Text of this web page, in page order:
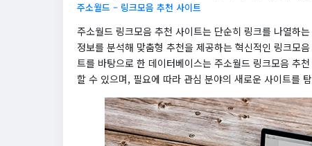
주소월드 – 링크모음 추천 사이트
주소월드 링크모음 추천 사이트는 단순히 링크를 나열하
정보를 분석해 맞춤형 추천을 제공하는 혁신적인 링크모
트를 바탕으로 한 데이터베이스는 주소월드 링크모음 추
할 수 있으며, 필요에 따라 관심 분야의 새로운 사이트를